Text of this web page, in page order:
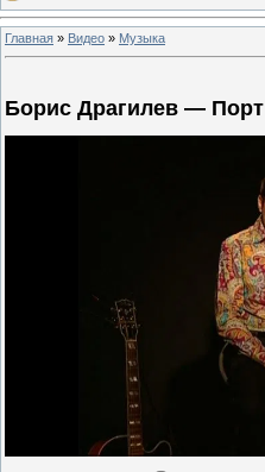
Главная » Видео » Музыка
Борис Драгилев — Порт